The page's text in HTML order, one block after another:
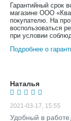
Гарантийный срок
магазине ООО
покупателю. На
воспользоваться
при условии
Подробнее о
Наталья
2021-03-17, 15:55
Удобный в